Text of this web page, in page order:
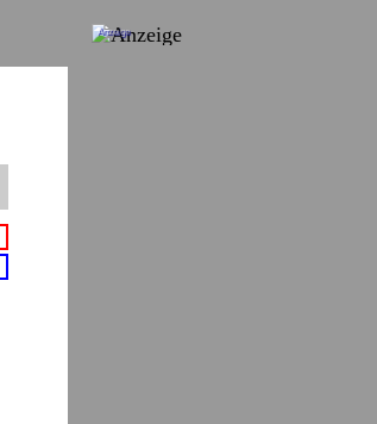
Anzeige